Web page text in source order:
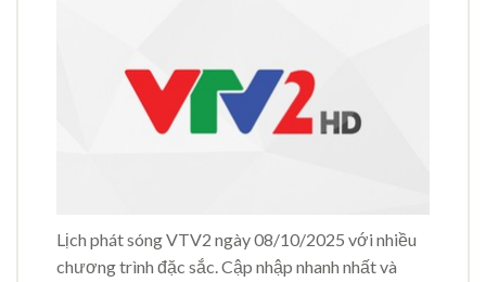
Lịch phát sóng VTV2 ngày 08/10/2025 với nhiều
chương trình đặc sắc. Cập nhập nhanh nhất và